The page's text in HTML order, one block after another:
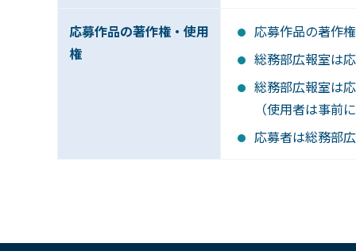
応募作品の著作権・使用
権
応募作品の著作
総務部広報室は
総務部広報室は
（使用者は事前
応募者は総務部